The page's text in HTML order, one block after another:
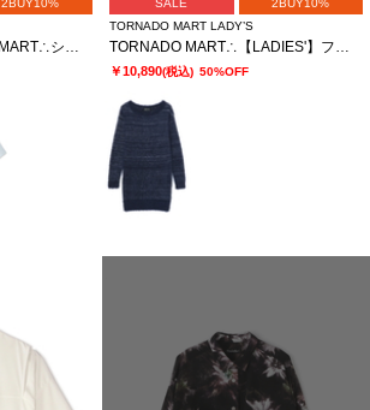
2BUY10%
【LADIES'】TORNADO MART∴シアーマーブル切り替えオーバーTシャツ
SALE
2BUY10%
TORNADO MART LADY’S
TORNADO MART∴【LADIES'】フェザーヤーンボートネックロングニット
￥10,890(税込) 50%OFF